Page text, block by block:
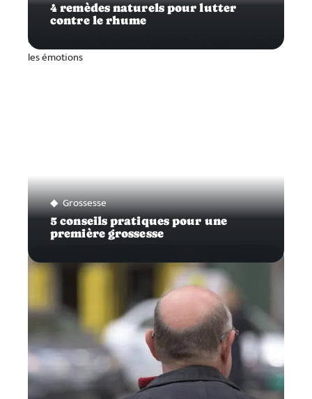
4 remèdes naturels pour lutter
contre le rhume
Grossesse
5 conseils pratiques pour une
première grossesse